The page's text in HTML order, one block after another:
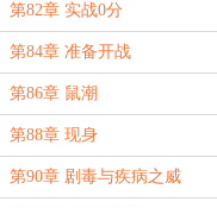
第82章 实战0分
第84章 准备开战
第86章 鼠潮
第88章 现身
第90章 剧毒与疾病之威